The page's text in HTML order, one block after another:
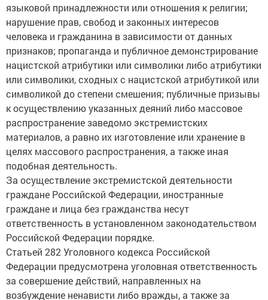
языковой принадлежности или отношения к религии;
нарушение прав, свобод и законных интересов
человека и гражданина в зависимости от данных
признаков; пропаганда и публичное демонстрирование
нацистской атрибутики или символики либо атрибутики
или символики, сходных с нацистской атрибутикой или
символикой до степени смешения; публичные призывы
к осуществлению указанных деяний либо массовое
распространение заведомо экстремистских
материалов, а равно их изготовление или хранение в
целях массового распространения, а также иная
подобная деятельность.
За осуществление экстремистской деятельности
граждане Российской Федерации, иностранные
граждане и лица без гражданства несут
ответственность в установленном законодательством
Российской Федерации порядке.
Статьей 282 Уголовного кодекса Российской
Федерации предусмотрена уголовная ответственность
за совершение действий, направленных на
возбуждение ненависти либо вражды, а также за